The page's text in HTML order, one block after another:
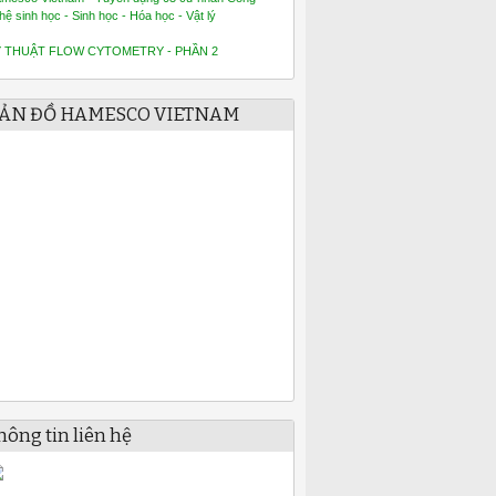
sinh học - Sinh học - Hóa học - Vật lý
THUẬT FLOW CYTOMETRY - PHẦN 2
ĐỒ HAMESCO VIETNAM
tin liên hệ